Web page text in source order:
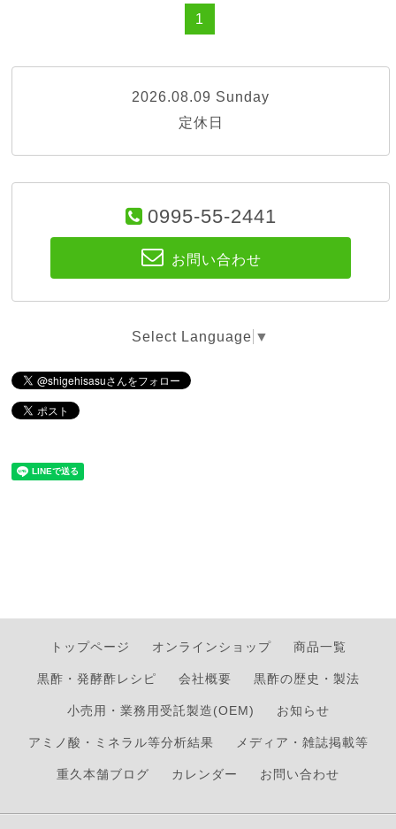
1
2026.08.09 Sunday
定休日
0995-55-2441
お問い合わせ
Select Language ▼
トップページ オンラインショップ 商品一覧
黒酢・発酵酢レシピ 会社概要 黒酢の歴史・製法
小売用・業務用受託製造(OEM) お知らせ
アミノ酸・ミネラル等分析結果 メディア・雑誌掲載等
重久本舗ブログ カレンダー お問い合わせ